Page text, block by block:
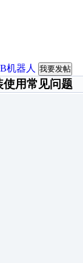
机器人 我要发帖
用常见问题